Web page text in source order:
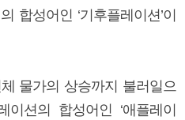
합성어인 ‘기후플레이션’이
물가의 상승까지 불러일으
션의 합성어인 ‘애플레이